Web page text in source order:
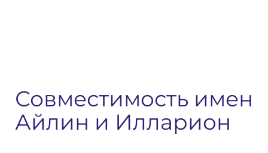
Совместимость имен
Айлин и Илларион